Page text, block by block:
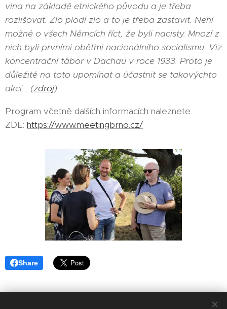
vina na základě etnického původu a je třeba
rozlišovat. Zlo plodí zlo a to je třeba zastavit. Není
možné o všech Němcích říct, že byli nacisty. Mnozí z
nich byli prvními oběťmi nacionálního socialismu. Viz
koncentrační tábor v Dachau v roce 1933. Proto je
důležité na toto upomínat a účastnit se takovýchto
akcí... (zdroj)
Program včetně dalších informacích naleznete
ZDE: https://www.meetingbrno.cz/
Share